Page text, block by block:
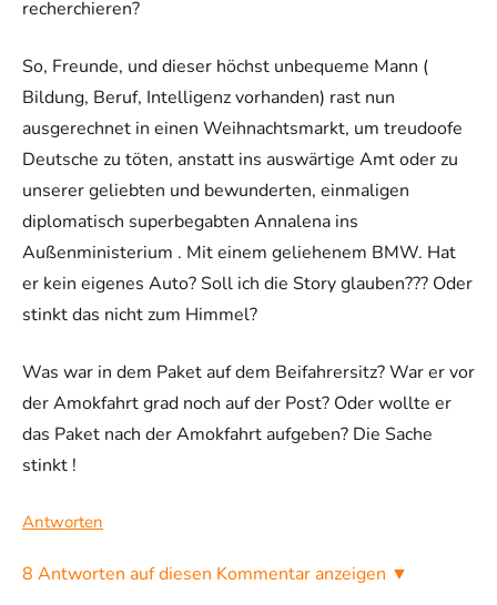
recherchieren?
So, Freunde, und dieser höchst unbequeme Mann (
Bildung, Beruf, Intelligenz vorhanden) rast nun
ausgerechnet in einen Weihnachtsmarkt, um treudoofe
Deutsche zu töten, anstatt ins auswärtige Amt oder zu
unserer geliebten und bewunderten, einmaligen
diplomatisch superbegabten Annalena ins
Außenministerium . Mit einem geliehenem BMW. Hat
er kein eigenes Auto? Soll ich die Story glauben??? Oder
stinkt das nicht zum Himmel?
Was war in dem Paket auf dem Beifahrersitz? War er vor
der Amokfahrt grad noch auf der Post? Oder wollte er
das Paket nach der Amokfahrt aufgeben? Die Sache
stinkt !
Antworten
8 Antworten auf diesen Kommentar anzeigen ▼